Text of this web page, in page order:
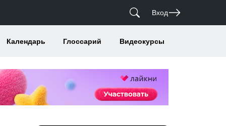
Вход
Календарь Глоссарий Видеокурсы